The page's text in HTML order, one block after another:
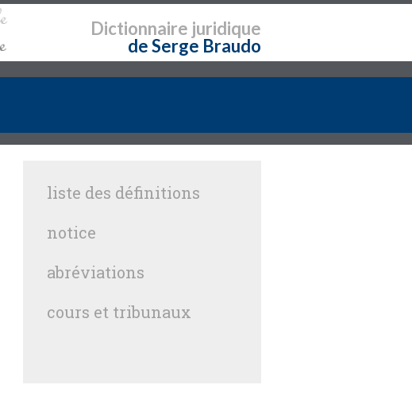
Dictionnaire juridique
de Serge Braudo
liste des définitions
notice
abréviations
cours et tribunaux